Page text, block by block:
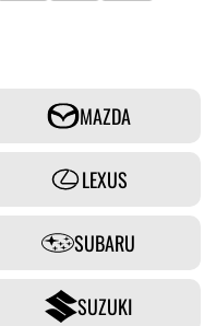
MAZDA
LEXUS
SUBARU
SUZUKI